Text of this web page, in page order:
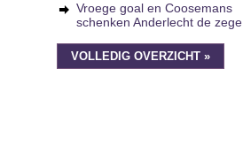
Vroege goal en Coosemans
schenken Anderlecht de zege
VOLLEDIG OVERZICHT »